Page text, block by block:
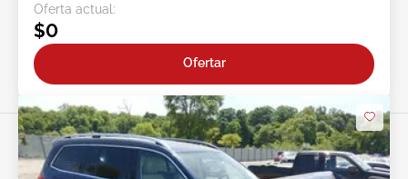
Oferta actual:
$0
Ofertar